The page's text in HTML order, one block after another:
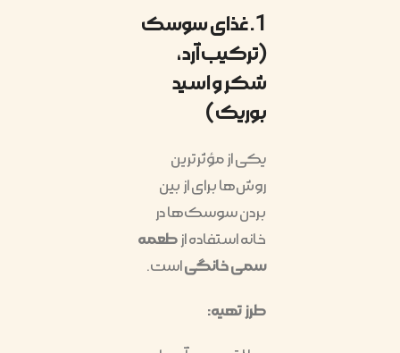
1. غذای سوسک
(ترکیب آرد،
شکر و اسید
بوریک)
یکی از مؤثرترین
روش‌ها برای از بین
بردن سوسک‌ها در
خانه استفاده از طعمه
سمی خانگیاست.
طرز تهیه: